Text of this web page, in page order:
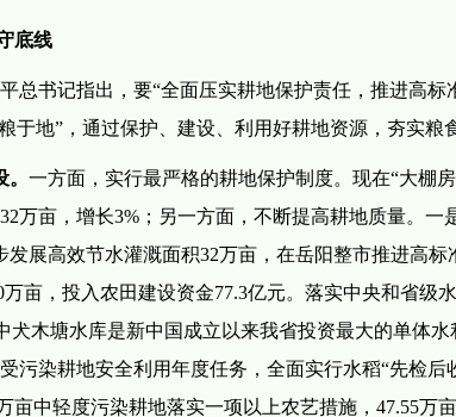
底线
总书记指出，要“全面压实耕地保护责任，推进高标
于地”，通过保护、建设、利用好耕地资源，夯实粮
一方面，实行最严格的耕地保护制度。现在“大棚
万亩，增长3%；另一方面，不断提高耕地质量。一
发展高效节水灌溉面积32万亩，在岳阳整市推进高
亩，投入农田建设资金77.3亿元。落实中央和省级
犬木塘水库是新中国成立以来我省投资最大的单体
污染耕地安全利用年度任务，全面实行水稻“先检后
亩中轻度污染耕地落实一项以上农艺措施，47.55万